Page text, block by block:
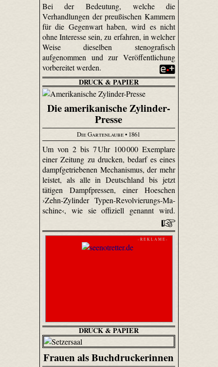
Bei der Bedeutung, welche die
Verhandlungen der preußischen Kammern
für die Gegenwart haben, wird es nicht
ohne Interesse sein, zu erfahren, in welcher
Weise dieselben stenografisch
aufgenommen und zur Veröffentlichung
vorbereitet werden.
DRUCK & PAPIER
Die amerikanische Zylinder-
Presse
Die Gartenlaube• 1861
Um von 2 bis 7 Uhr 100 000 Exemplare
einer Zeitung zu drucken, bedarf es eines
dampfgetriebenen Mechanismus, der mehr
leistet, als alle in Deutschland bis jetzt
tätigen Dampfpressen, einer Hoeschen
›Zehn-Zy­linder Typen-Re­vol­vie­rungs-Ma­
schi­ne‹, wie sie offiziell genannt wird.
- R E K L A M E -
DRUCK & PAPIER
Frauen als Buchdruckerinnen